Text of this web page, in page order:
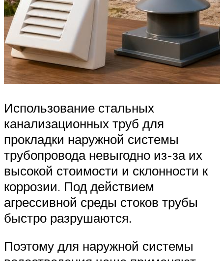
Использование стальных
канализационных труб для
прокладки наружной системы
трубопровода невыгодно из-за их
высокой стоимости и склонности к
коррозии. Под действием
агрессивной среды стоков трубы
быстро разрушаются.
Поэтому для наружной системы